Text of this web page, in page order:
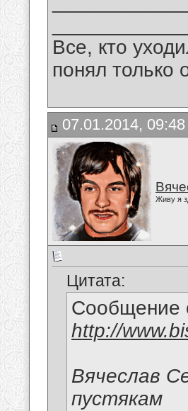
Все, кто
понял только
07.01.2014, 09:48
Живу я
Цитата:
Сообщение
http://
Вячеслав
пустякам